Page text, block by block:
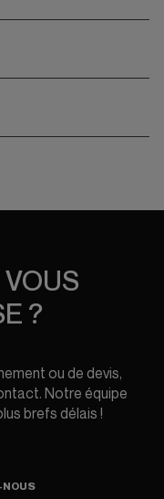
?
ou de devis,
Notre équipe
brefs délais !